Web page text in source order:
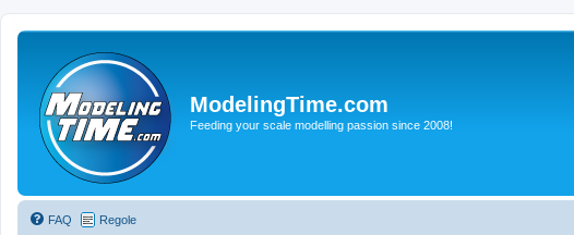
ModelingTime.com
Feeding your scale modelling passion since 2008!
FAQ Regole